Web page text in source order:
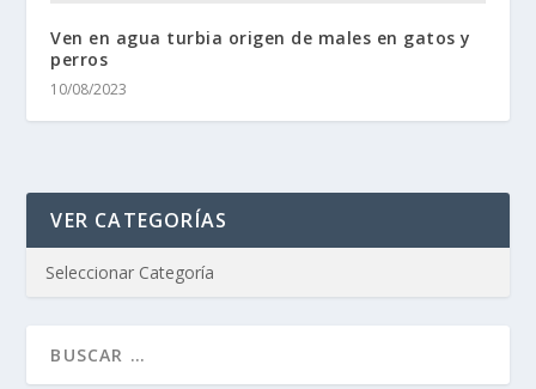
Ven en agua turbia origen de males en gatos y
perros
10/08/2023
VER CATEGORÍAS